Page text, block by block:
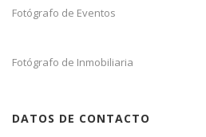
Fotógrafo de Eventos
Fotógrafo de Inmobiliaria
DATOS DE CONTACTO